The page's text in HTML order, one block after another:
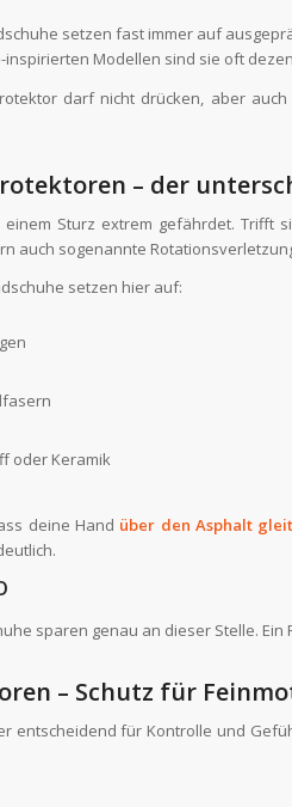
setzen fast immer auf
Modellen sind sie oft
darf nicht drücken, aber
– der
Sturz extrem gefährdet. Trifft
auch sogenannte
setzen hier auf:
oder Keramik
deine Hand über den Asphalt
sparen genau an dieser Stelle.
– Schutz für
entscheidend für Kontrolle und